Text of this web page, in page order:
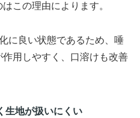
この理由によります。
に良い状態であるため、唾
用しやすく、口溶けも改善
生地が扱いにくい